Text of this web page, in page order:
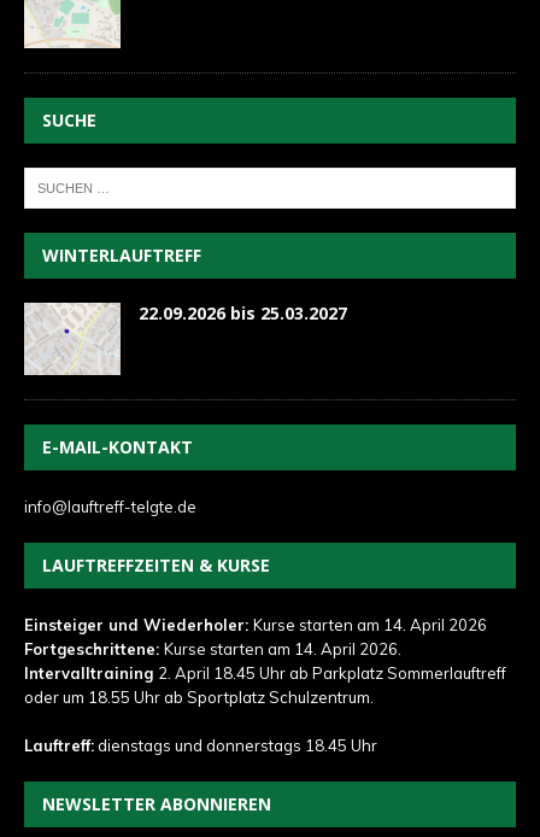
SUCHE
WINTERLAUFTREFF
22.09.2026 bis 25.03.2027
E-MAIL-KONTAKT
info@lauftreff-telgte.de
LAUFTREFFZEITEN & KURSE
Einsteiger und Wiederholer: Kurse starten am 14. April 2026
Fortgeschrittene: Kurse starten am 14. April 2026.
Intervalltraining 2. April 18.45 Uhr ab Parkplatz Sommerlauftreff
oder um 18.55 Uhr ab Sportplatz Schulzentrum.
Lauftreff:dienstags und donnerstags 18.45 Uhr
NEWSLETTER ABONNIEREN